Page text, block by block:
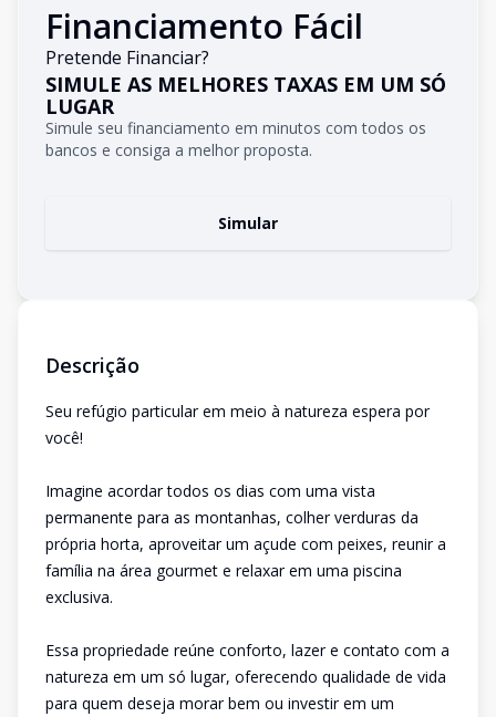
Financiamento Fácil
Pretende Financiar?
SIMULE AS MELHORES TAXAS EM UM SÓ
LUGAR
Simule seu financiamento em minutos com todos os
bancos e consiga a melhor proposta.
Simular
Descrição
Seu refúgio particular em meio à natureza espera por
você!
Imagine acordar todos os dias com uma vista
permanente para as montanhas, colher verduras da
própria horta, aproveitar um açude com peixes, reunir a
família na área gourmet e relaxar em uma piscina
exclusiva.
Essa propriedade reúne conforto, lazer e contato com a
natureza em um só lugar, oferecendo qualidade de vida
para quem deseja morar bem ou investir em um